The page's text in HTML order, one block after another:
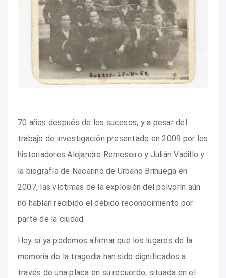
70 años después de los sucesos, y a pesar del
trabajo de investigación presentado en 2009 por los
historiadores Alejandro Remeseiro y Julián Vadillo y
la biografía de Nacarino de Urbano Brihuega en
2007, las víctimas de la explosión del polvorín aún
no habían recibido el debido reconocimiento por
parte de la ciudad.
Hoy sí ya podemos afirmar que los lugares de la
memoria de la tragedia han sido dignificados a
través de una placa en su recuerdo, situada en el